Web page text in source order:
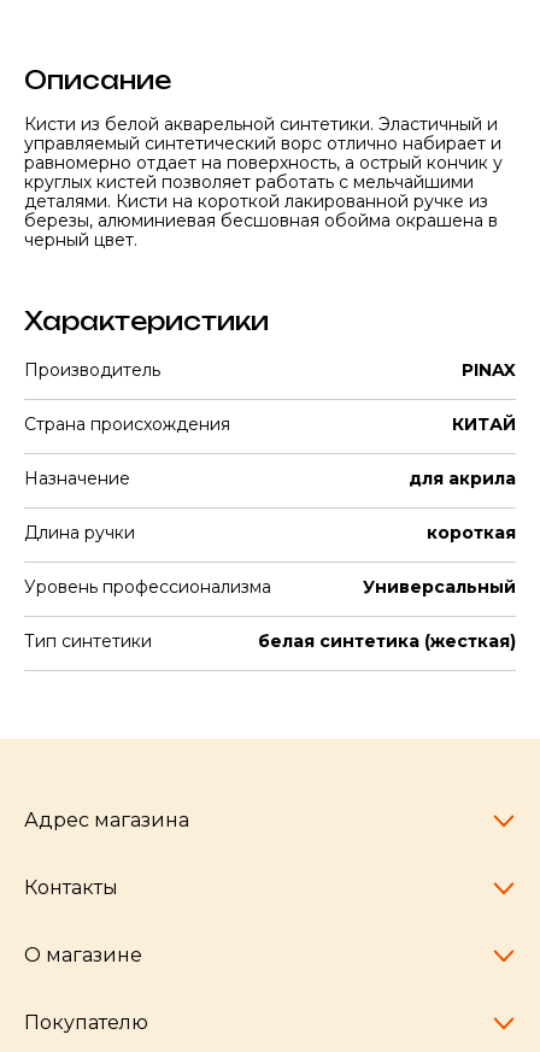
Описание
Кисти из белой акварельной синтетики. Эластичный и
управляемый синтетический ворс отлично набирает и
равномерно отдает на поверхность, а острый кончик у
круглых кистей позволяет работать с мельчайшими
деталями. Кисти на короткой лакированной ручке из
березы, алюминиевая бесшовная обойма окрашена в
черный цвет.
Характеристики
Производитель PINAX
Страна происхождения КИТАЙ
Назначение для акрила
Длина ручки короткая
Уровень профессионализма Универсальный
Тип синтетики белая синтетика (жесткая)
Адрес магазина
Челябинск,
Контакты
pocherkartshop@mail.ru
hello@pocherkartshop.ru
О магазине
Наши истории
Покупателю